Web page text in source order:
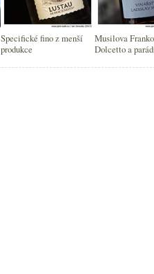
Specifické fino z menší
produkce
Musilova
Dolcetto a